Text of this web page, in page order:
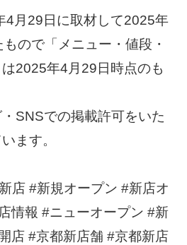
月29日に取材して2025年
ので「メニュー・値段・
2025年4月29日時点のも
SNSでの掲載許可をいた
ます。
店 #新規オープン #新店オ
情報 #ニューオープン #新
店 #京都新店舗 #京都新店